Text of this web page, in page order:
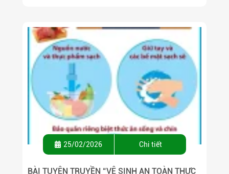
25/02/2026 Chi tiết
BÀI TUYÊN TRUYỀN “VỆ SINH AN TOÀN THỰC